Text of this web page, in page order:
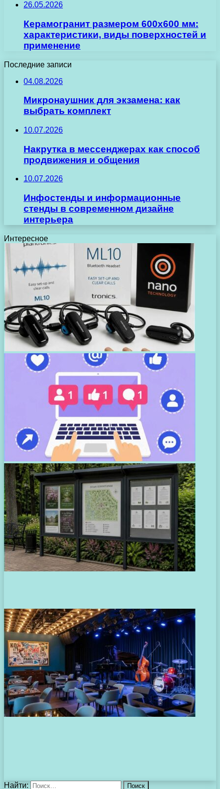
26.05.2026
Керамогранит размером 600х600 мм:
характеристики, виды поверхностей и
применение
Последние записи
04.08.2026
Микронаушник для экзамена: как
выбрать комплект
10.07.2026
Накрутка в мессенджерах как способ
продвижения и общения
10.07.2026
Инфостенды и информационные
стенды в современном дизайне
интерьера
Интересное
Найти: